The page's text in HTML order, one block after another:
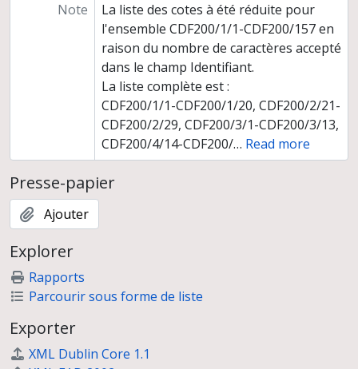
Note
La liste des cotes à été réduite pour
l'ensemble CDF200/1/1-CDF200/157 en
raison du nombre de caractères accepté
dans le champ Identifiant.
La liste complète est :
CDF200/1/1-CDF200/1/20, CDF200/2/21-
CDF200/2/29, CDF200/3/1-CDF200/3/13,
CDF200/4/14-CDF200/… Read more
Presse-papier
Ajouter
Explorer
Rapports
Parcourir sous forme de liste
Exporter
XML Dublin Core 1.1